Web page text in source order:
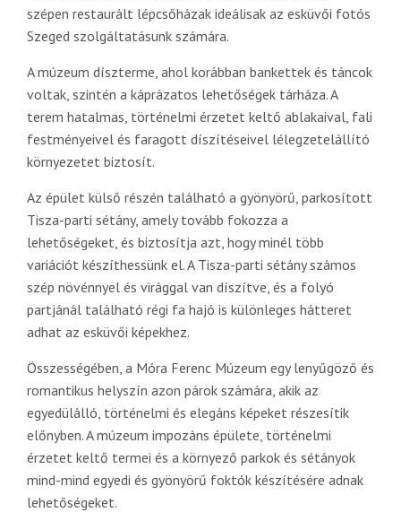
szépen restaurált lépcsőházak ideálisak az esküvői fotós
Szeged szolgáltatásunk számára.
A múzeum díszterme, ahol korábban bankettek és táncok
voltak, szintén a káprázatos lehetőségek tárháza. A
terem hatalmas, történelmi érzetet keltő ablakaival, fali
festményeivel és faragott díszítéseivel lélegzetelállító
környezetet biztosít.
Az épület külső részén található a gyönyörű, parkosított
Tisza-parti sétány, amely tovább fokozza a
lehetőségeket, és biztosítja azt, hogy minél több
variációt készíthessünk el. A Tisza-parti sétány számos
szép növénnyel és virággal van díszítve, és a folyó
partjánál található régi fa hajó is különleges hátteret
adhat az esküvői képekhez.
Összességében, a Móra Ferenc Múzeum egy lenyűgöző és
romantikus helyszín azon párok számára, akik az
egyedülálló, történelmi és elegáns képeket részesítik
előnyben. A múzeum impozáns épülete, történelmi
érzetet keltő termei és a környező parkok és sétányok
mind-mind egyedi és gyönyörű foktók készítésére adnak
lehetőségeket.